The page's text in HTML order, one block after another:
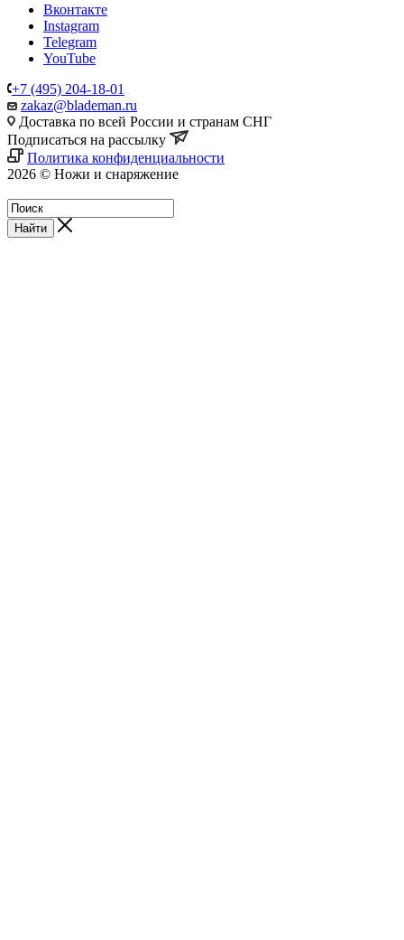
Вконтакте
Instagram
Telegram
YouTube
+7 (495) 204-18-01
zakaz@blademan.ru
Доставка по всей России и странам СНГ
Подписаться на рассылку
Политика конфиденциальности
2026 © Ножи и снаряжение
Найти